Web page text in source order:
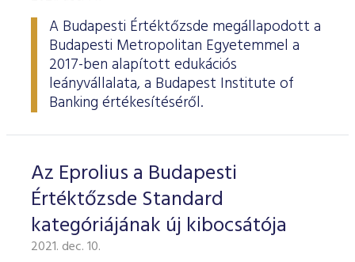
ESG Útmutató
A Budapesti Értéktőzsde megállapodott a
Budapesti Metropolitan Egyetemmel a
2017-ben alapított edukációs
leányvállalata, a Budapest Institute of
Banking értékesítéséről.
Az Eprolius a Budapesti
Értéktőzsde Standard
kategóriájának új kibocsátója
2021. dec. 10.